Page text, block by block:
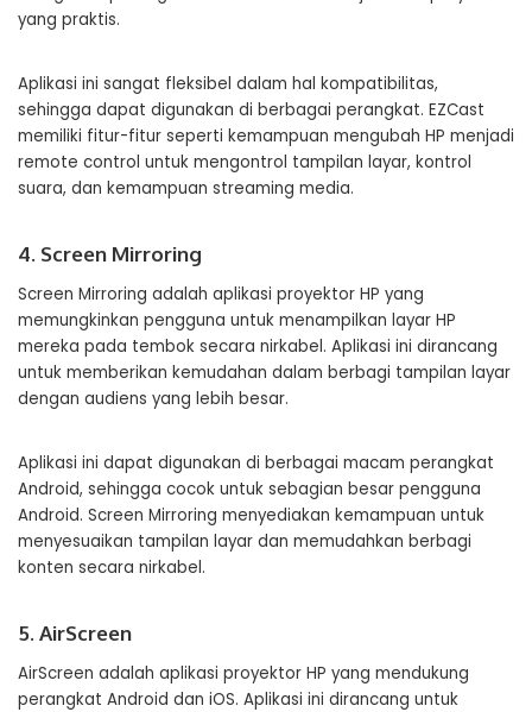
yang praktis.
Aplikasi ini sangat fleksibel dalam hal kompatibilitas,
sehingga dapat digunakan di berbagai perangkat. EZCast
memiliki fitur-fitur seperti kemampuan mengubah HP menjadi
remote control untuk mengontrol tampilan layar, kontrol
suara, dan kemampuan streaming media.
4. Screen Mirroring
Screen Mirroring adalah aplikasi proyektor HP yang
memungkinkan pengguna untuk menampilkan layar HP
mereka pada tembok secara nirkabel. Aplikasi ini dirancang
untuk memberikan kemudahan dalam berbagi tampilan layar
dengan audiens yang lebih besar.
Aplikasi ini dapat digunakan di berbagai macam perangkat
Android, sehingga cocok untuk sebagian besar pengguna
Android. Screen Mirroring menyediakan kemampuan untuk
menyesuaikan tampilan layar dan memudahkan berbagi
konten secara nirkabel.
5. AirScreen
AirScreen adalah aplikasi proyektor HP yang mendukung
perangkat Android dan iOS. Aplikasi ini dirancang untuk